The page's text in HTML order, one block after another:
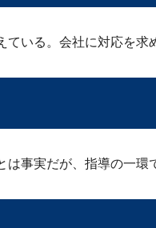
いる。会社に対応を求
事実だが、指導の一環